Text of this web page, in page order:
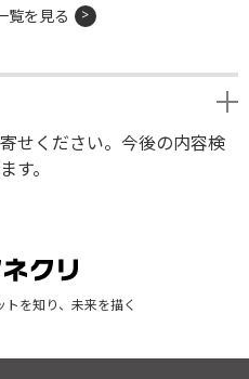
覧を見る
せください。今後の内容検
す。
を知り、未来を描く